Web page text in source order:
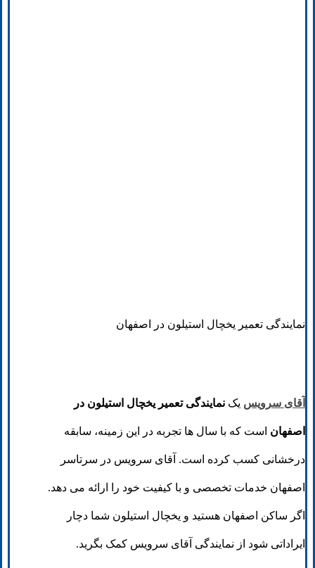
نمایندگی تعمیر یخچال استیلون در اصفهان
آقای سرویس یک نمایندگی تعمیر یخچال استیلون در
اصفهان است که با سال ها تجربه در این زمینه، سابقه
درخشانی کسب کرده است. آقای سرویس در سرتاسر
اصفهان خدمات تخصصی و با کیفیت خود را ارائه می دهد.
اگر ساکن اصفهان هستید و یخچال استیلون شما دچار
ایراداتی شود از نمایندگی آقای سرویس کمک بگرید.